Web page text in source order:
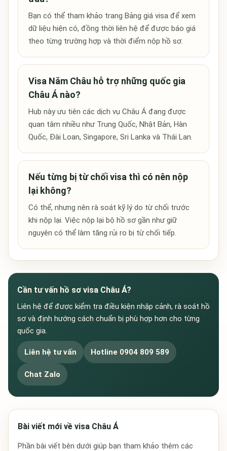
Bạn có thể tham khảo trang Bảng giá visa để xem
dữ liệu hiện có, đồng thời liên hệ để được báo giá
theo từng trường hợp và thời điểm nộp hồ sơ.
Visa Năm Châu hỗ trợ những quốc gia
Châu Á nào?
Hub này ưu tiên các dịch vụ Châu Á đang được
quan tâm nhiều như Trung Quốc, Nhật Bản, Hàn
Quốc, Đài Loan, Singapore, Sri Lanka và Thái Lan.
Nếu từng bị từ chối visa thì có nên nộp
lại không?
Có thể, nhưng nên rà soát kỹ lý do từ chối trước
khi nộp lại. Việc nộp lại bộ hồ sơ gần như giữ
nguyên có thể làm tăng rủi ro bị từ chối tiếp.
Cần tư vấn hồ sơ visa Châu Á?
Liên hệ để được kiểm tra điều kiện nhập cảnh, rà soát hồ
sơ và định hướng cách chuẩn bị phù hợp hơn cho từng
quốc gia.
Liên hệ tư vấn Hotline 0904 809 589
Chat Zalo
Bài viết mới về visa Châu Á
Phần bài viết bên dưới giúp bạn tham khảo thêm các